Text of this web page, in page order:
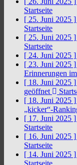
Startseite
[ 25. Juni 2025 ]
Startseite
[ 25. Juni 2025 ]
Startseite
[ 24. Juni 2025 ]
[ 23. Juni 2025 ]
Erinnerungen
[ 18. Juni 2025 ]
geöffnet
[ 18. Juni 2025 ]
„kicker“-
[ 17. Juni 2025 ]
Startseite
[ 16. Juni 2025 ]
Startseite
[ 14. Juni 2025 ]
Startseite